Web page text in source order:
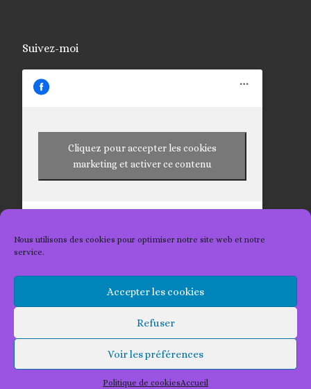
Nous utilisons des cookies pour optimiser notre site web et notre
service.
Accepter les cookies
Refuser
Voir les préférences
Politique de cookiesAccueil
Suivez-moi
Cliquez pour accepter les cookies
marketing et activer ce contenu
Les Tricots 2 Kat
Propulsé parWP– Réalisé avec theThème Customizr